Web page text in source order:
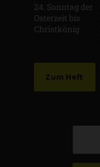
24. Sonntag der
Osterzeit bis
Christkönig
Zum Heft